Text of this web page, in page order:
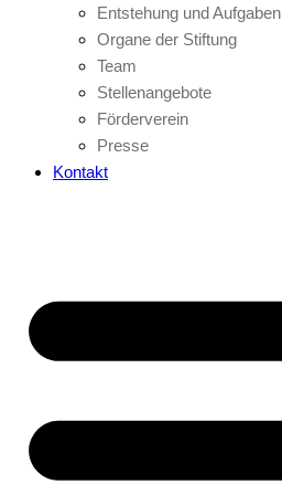
Entstehung und Aufgaben
Organe der Stiftung
Team
Stellenangebote
Förderverein
Presse
Kontakt